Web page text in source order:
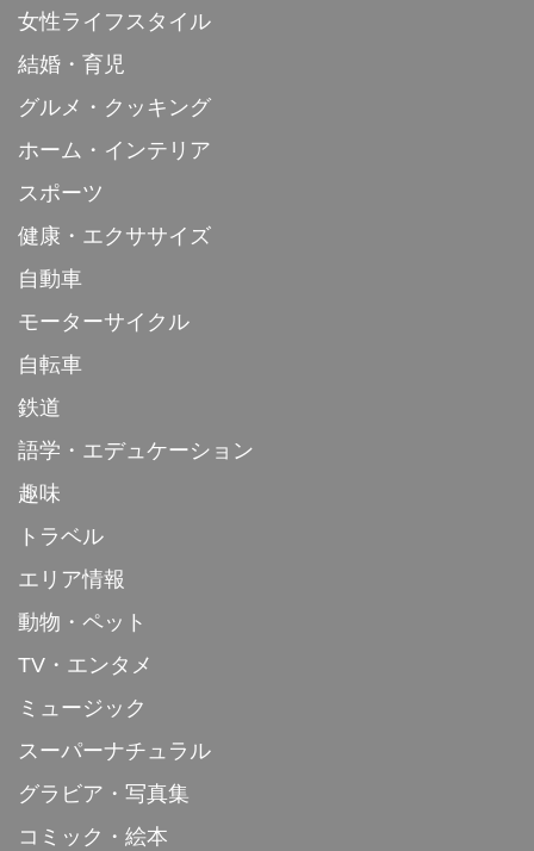
女性ライフスタイル
結婚・育児
グルメ・クッキング
ホーム・インテリア
スポーツ
健康・エクササイズ
自動車
モーターサイクル
自転車
鉄道
語学・エデュケーション
趣味
トラベル
エリア情報
動物・ペット
TV・エンタメ
ミュージック
スーパーナチュラル
グラビア・写真集
コミック・絵本